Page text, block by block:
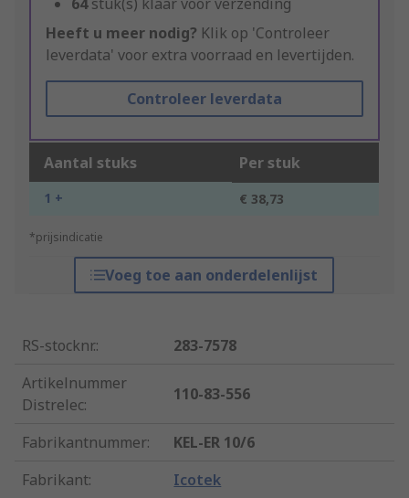
64stuk(s) klaar voor verzending
Heeft u meer nodig? Klik op 'Controleer
leverdata' voor extra voorraad en levertijden.
Controleer leverdata
Aantal stuks Per stuk
1 + € 38,73
*prijsindicatie
Voeg toe aan onderdelenlijst
RS-stocknr.:
283-7578
Artikelnummer
Distrelec:
110-83-556
Fabrikantnummer:
KEL-ER 10/6
Fabrikant: Icotek